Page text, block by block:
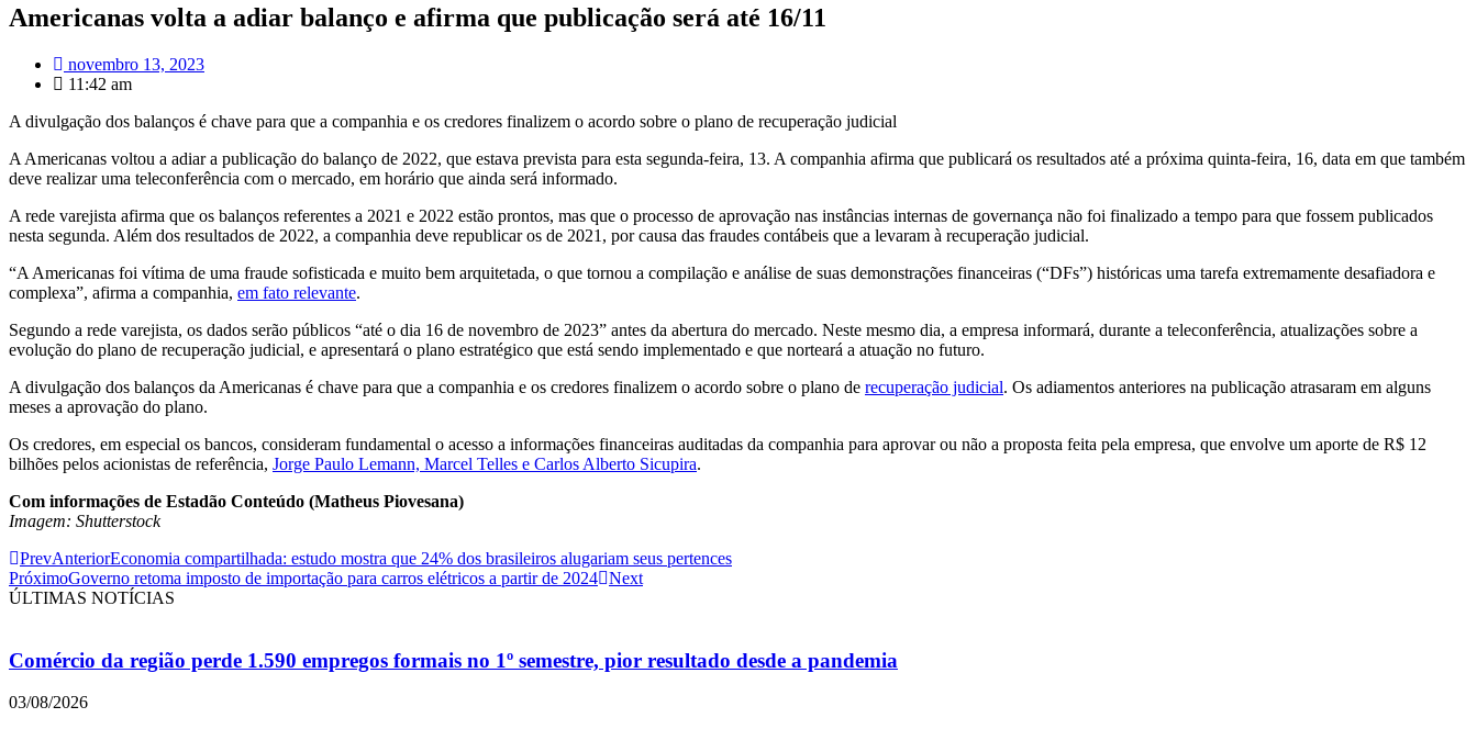
Americanas volta a adiar balanço e afirma que publicação será até 16/11
novembro 13, 2023
11:42 am
A divulgação dos balanços é chave para que a companhia e os credores finalizem o acordo sobre o plano de recuperação judicial
A Americanas voltou a adiar a publicação do balanço de 2022, que estava prevista para esta segunda-feira, 13. A companhia afirma que publicará os resultados até a próxima quinta-feira, 16, data em que também
deve realizar uma teleconferência com o mercado, em horário que ainda será informado.
A rede varejista afirma que os balanços referentes a 2021 e 2022 estão prontos, mas que o processo de aprovação nas instâncias internas de governança não foi finalizado a tempo para que fossem publicados
nesta segunda. Além dos resultados de 2022, a companhia deve republicar os de 2021, por causa das fraudes contábeis que a levaram à recuperação judicial.
“A Americanas foi vítima de uma fraude sofisticada e muito bem arquitetada, o que tornou a compilação e análise de suas demonstrações financeiras (“DFs”) históricas uma tarefa extremamente desafiadora e
complexa”, afirma a companhia, em fato relevante.
Segundo a rede varejista, os dados serão públicos “até o dia 16 de novembro de 2023” antes da abertura do mercado. Neste mesmo dia, a empresa informará, durante a teleconferência, atualizações sobre a
evolução do plano de recuperação judicial, e apresentará o plano estratégico que está sendo implementado e que norteará a atuação no futuro.
A divulgação dos balanços da Americanas é chave para que a companhia e os credores finalizem o acordo sobre o plano de recuperação judicial. Os adiamentos anteriores na publicação atrasaram em alguns
meses a aprovação do plano.
Os credores, em especial os bancos, consideram fundamental o acesso a informações financeiras auditadas da companhia para aprovar ou não a proposta feita pela empresa, que envolve um aporte de R$ 12
bilhões pelos acionistas de referência, Jorge Paulo Lemann, Marcel Telles e Carlos Alberto Sicupira.
Com informações de Estadão Conteúdo (Matheus Piovesana)
Imagem: Shutterstock
PrevAnteriorEconomia compartilhada: estudo mostra que 24% dos brasileiros alugariam seus pertences
PróximoGoverno retoma imposto de importação para carros elétricos a partir de 2024 Next
ÚLTIMAS NOTÍCIAS
Comércio da região perde 1.590 empregos formais no 1º semestre, pior resultado desde a pandemia
03/08/2026